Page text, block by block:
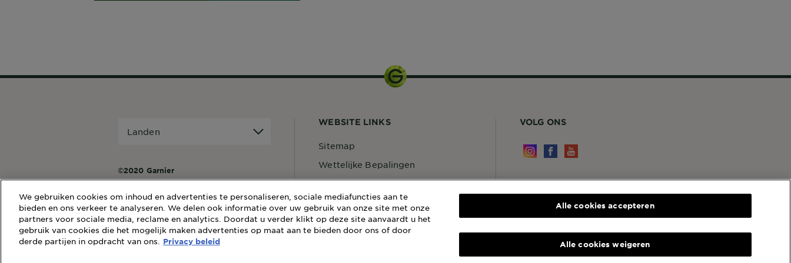
Landen
©2020 Garnier
WEBSITE LINKS
Sitemap
Wettelijke Bepalingen
Privacybeleid
Cookiebeleid
Algemene Voorwaarden Reviews
en Recensies
VOLG ONS
SERVICE EN CONTACT
14, RUE ROYALE 75008 PARIS
We gebruiken cookies om inhoud en advertenties te personaliseren, sociale mediafuncties aan te
bieden en ons verkeer te analyseren. We delen ook informatie over uw gebruik van onze site met onze
partners voor sociale media, reclame en analytics. Doordat u verder klikt op deze site aanvaardt u het
gebruik van cookies die het mogelijk maken advertenties op maat aan te bieden door ons of door
derde partijen in opdracht van ons.
Privacy beleid Alle cookies weigeren
Alle cookies accepteren